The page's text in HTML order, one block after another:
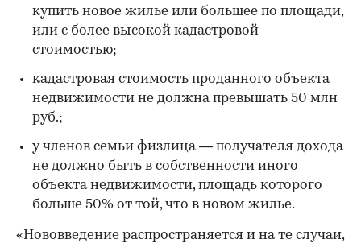
купить новое жилье или большее по площади,
или с более высокой кадастровой
стоимостью;
кадастровая стоимость проданного объекта
недвижимости не должна превышать 50 млн
руб.;
у членов семьи физлица — получателя дохода
не должно быть в собственности иного
объекта недвижимости, площадь которого
больше 50% от той, что в новом жилье.
«Нововведение распространяется и на те случаи,